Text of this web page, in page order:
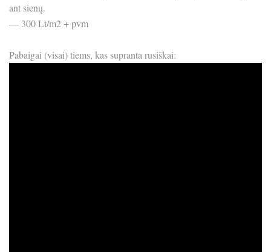
ant sienų.
— 300 Lt/m2 + pvm
Pabaigai (visai) tiems, kas supranta rusiškai: